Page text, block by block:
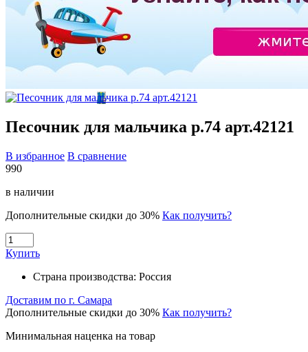
Песочник для мальчика р.74 арт.42121
В избранное В сравнение
990
в наличии
Дополнительные скидки до 30% Как получить?
Купить
Страна производства: Россия
Доставим по г. Самара
Дополнительные скидки до 30% Как получить?
Минимальная наценка на товар